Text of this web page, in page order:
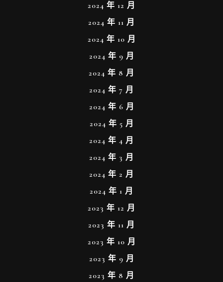
2024 年 12 月
2024 年 11 月
2024 年 10 月
2024 年 9 月
2024 年 8 月
2024 年 7 月
2024 年 6 月
2024 年 5 月
2024 年 4 月
2024 年 3 月
2024 年 2 月
2024 年 1 月
2023 年 12 月
2023 年 11 月
2023 年 10 月
2023 年 9 月
2023 年 8 月